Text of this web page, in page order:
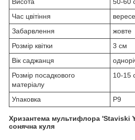
Час цвітіння
Забарвлення
жовте
Розмір квітки
3 см
Вік саджанця
Розмір посадкового
матеріалу
10-15
Упаковка Р9
Хризантема мультифлора 'Staviski
сонячна куля